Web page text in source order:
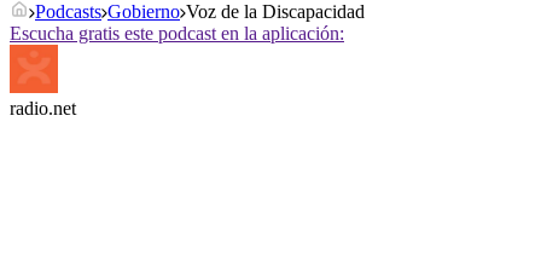
Podcasts Gobierno Voz de la Discapacidad
Escucha gratis este podcast en la aplicación:
radio.net